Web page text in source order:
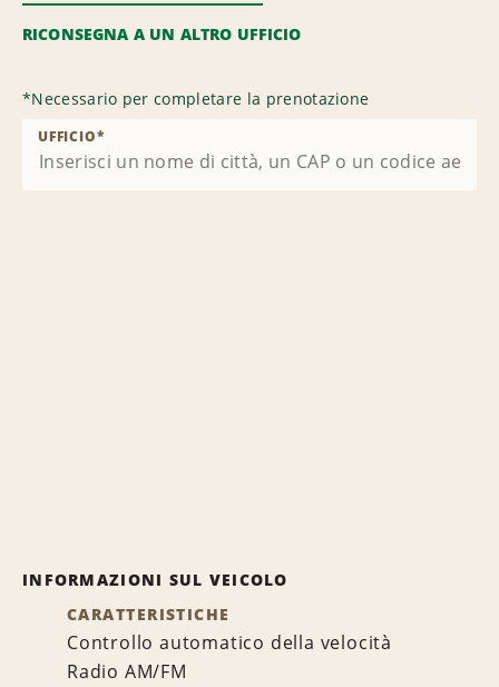
RICONSEGNA A UN ALTRO UFFICIO
*Necessario per completare la prenotazione
UFFICIO*
INFORMAZIONI SUL VEICOLO
CARATTERISTICHE
Controllo automatico della velocità
Radio AM/FM